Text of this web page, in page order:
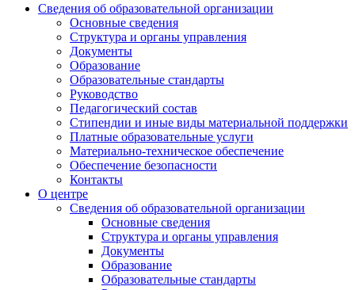
Сведения об образовательной организации
Основные сведения
Структура и органы управления
Документы
Образование
Образовательные стандарты
Руководство
Педагогический состав
Стипендии и иные виды материальной поддержки
Платные образовательные услуги
Материально-техническое обеспечение
Обеспечение безопасности
Контакты
О центре
Сведения об образовательной организации
Основные сведения
Структура и органы управления
Документы
Образование
Образовательные стандарты